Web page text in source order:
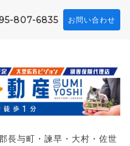
807-6835 お問い合わせ
長与町・諫早・大村・佐世